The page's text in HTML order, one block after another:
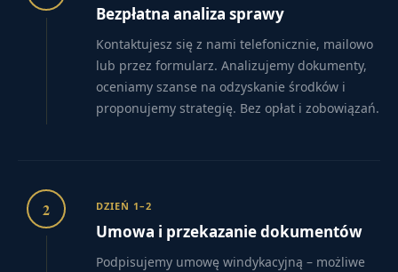
Bezpłatna analiza sprawy
Kontaktujesz się z nami telefonicznie, mailowo
lub przez formularz. Analizujemy dokumenty,
oceniamy szanse na odzyskanie środków i
proponujemy strategię. Bez opłat i zobowiązań.
2 DZIEŃ 1–2
Umowa i przekazanie dokumentów
Podpisujemy umowę windykacyjną – możliwe